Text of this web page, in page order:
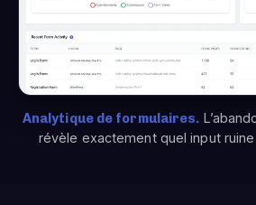
Analytique de formulaires.
révèle exactement quel input